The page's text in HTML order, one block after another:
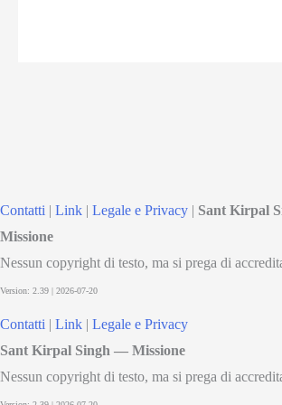
Contatti | Link | Legale e Privacy | Sant Kirpal
Missione
Nessun copyright di testo, ma si prega di
Contatti | Link | Legale e Privacy
Sant Kirpal Singh — Missione
Nessun copyright di testo, ma si prega di